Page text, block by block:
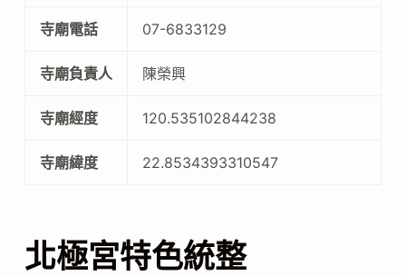
寺廟電話 07-6833129
寺廟負責人 陳榮興
寺廟經度 120.535102844238
寺廟緯度 22.8534393310547
北極宮特色統整